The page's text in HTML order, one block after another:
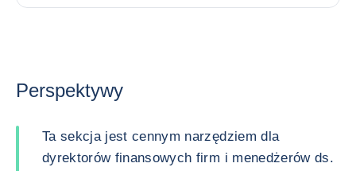
Perspektywy
Ta sekcja jest cennym narzędziem dla
dyrektorów finansowych firm i menedżerów ds.